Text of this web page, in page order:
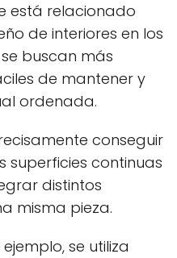
está relacionado
de interiores en los
buscan más
de mantener y
ordenada.
conseguir
superficies continuas
distintos
misma pieza.
se utiliza